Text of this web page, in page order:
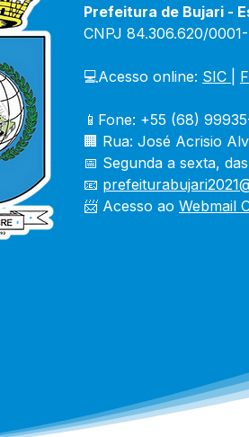
Prefeitura de Bujari -
CNPJ 84.306.620/
💻Acesso online: SIC
📱Fone: +55 (68)
🏢 Rua: José Acrisio
📅 Segunda a sexta,
📧
📨 Acesso ao Webmail